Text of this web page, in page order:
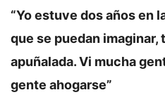
“Yo estuve dos años en
que se puedan imaginar,
apuñalada. Vi mucha
gente ahogarse”